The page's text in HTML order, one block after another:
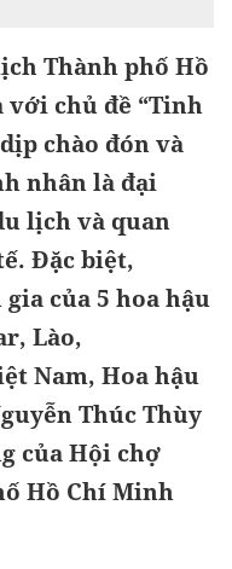
Thành phố Hồ
với chủ đề “Tinh
chào đón và
nhân là đại
lịch và quan
Đặc biệt,
của 5 hoa hậu
Lào,
Nam, Hoa hậu
Thúc Thùy
của Hội chợ
Hồ Chí Minh